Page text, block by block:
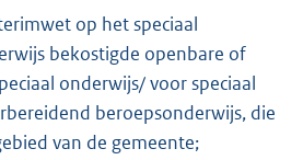
op het speciaal
bekostigde openbare of
onderwijs/ voor speciaal
beroepsonderwijs, die
van de gemeente;